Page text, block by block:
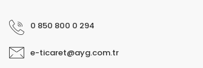
0 850 800 0 294
e-ticaret@ayg.com.tr